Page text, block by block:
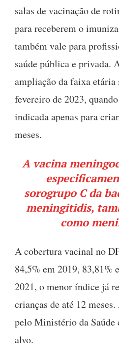
salas de vacinação de
para receberem o
também vale para
saúde pública e privada.
ampliação da faixa etária
fevereiro de 2023,
indicada apenas para
meses.
A vacina
sorogrupo C da
meningitidis,
como
A cobertura vacinal no
84,5% em 2019, 83,81%
2021, o menor índice já
crianças de até 12
pelo Ministério da Saúde
alvo.